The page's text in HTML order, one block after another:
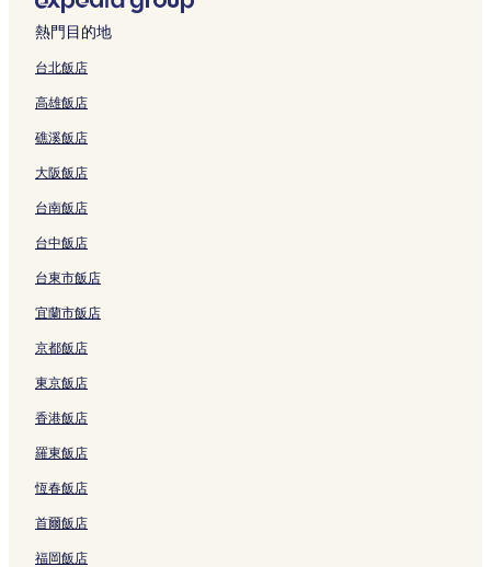
熱門目的地
台北飯店
高雄飯店
礁溪飯店
大阪飯店
台南飯店
台中飯店
台東市飯店
宜蘭市飯店
京都飯店
東京飯店
香港飯店
羅東飯店
恆春飯店
首爾飯店
福岡飯店